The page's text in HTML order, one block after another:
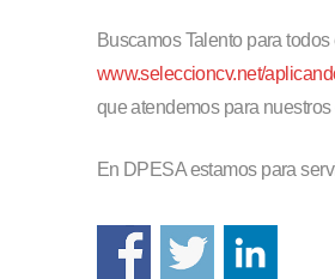
Buscamos Talento para
www.seleccioncv.net/
que atendemos para nuestros
En DPESA estamos para